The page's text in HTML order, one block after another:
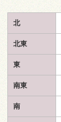
北
北東
東
南東
南